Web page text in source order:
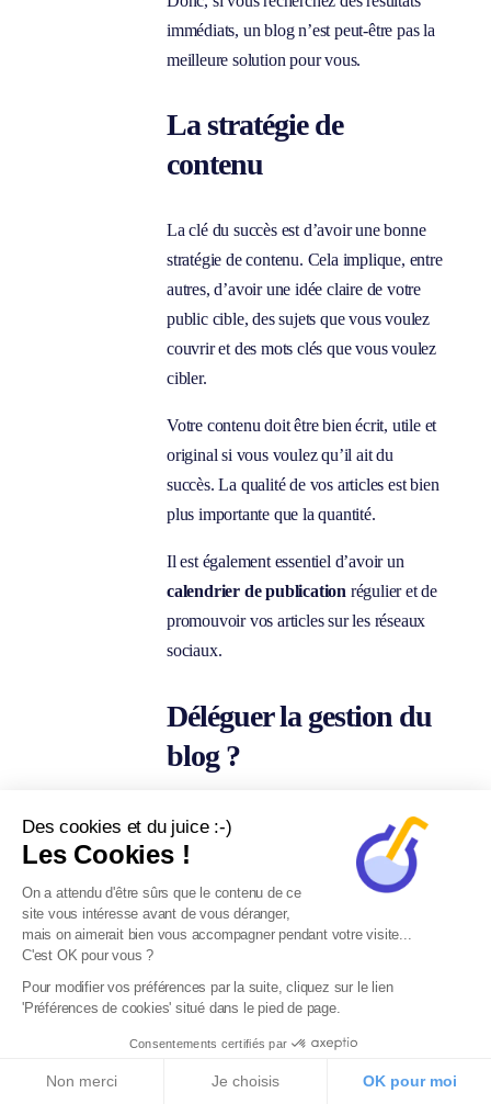
Des cookies et du juice :-)
Les Cookies !
On a attendu d'être sûrs que le contenu de ce
site vous intéresse avant de vous déranger,
mais on aimerait bien vous accompagner pendant votre visite...
C'est OK pour vous ?
Pour modifier vos préférences par la suite, cliquez sur le lien
'Préférences de cookies' situé dans le pied de page.
Consentements certifiés par
Non merci Je choisis OK pour moi
immédiats, un blog n’est peut-être pas la
meilleure solution pour vous.
La stratégie de
contenu
La clé du succès est d’avoir une bonne
stratégie de contenu. Cela implique, entre
autres, d’avoir une idée claire de votre
public cible, des sujets que vous voulez
couvrir et des mots clés que vous voulez
cibler.
Votre contenu doit être bien écrit, utile et
original si vous voulez qu’il ait du
succès. La qualité de vos articles est bien
plus importante que la quantité.
Il est également essentiel d’avoir un
calendrier de publicationrégulier et de
promouvoir vos articles sur les réseaux
sociaux.
Déléguer la gestion du
blog ?
Pour assurer le succès de votre blog,
vous pouvez vous entourer de certains
Le rédacteur de contenuweb pourra
SEO, lui, sera capable d’optimiser sa
rédaction en fonction d’un mot clé
précis, dans le but de positionner la page
du blog dans le top 10 de Google.